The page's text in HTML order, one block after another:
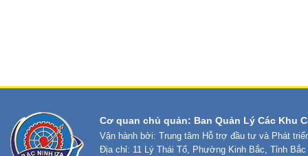
Cơ quan chủ quản: Ban Quản Lý Các Khu
Vận hành bởi: Trung tâm Hỗ trợ đầu tư và Phát
Địa chỉ: 11 Lý Thái Tổ, Phường Kinh Bắc, Tỉnh Bắc